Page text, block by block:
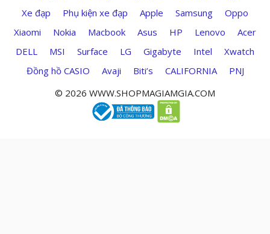
Xe đạp
Phụ kiện xe đạp Apple Samsung
Oppo
Xiaomi
Nokia Macbook Asus HP Lenovo
Acer
DELL
MSI Surface LG Gigabyte Intel
Xwatch
Đồng hồ CASIO
Avaji Biti’s CALIFORNIA
PNJ
© 2026 WWW.SHOPMAGIAMGIA.COM